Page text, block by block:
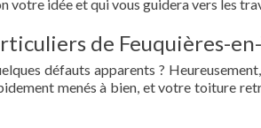
idée et qui vous guidera vers les
de Feuquières-
défauts apparents ?
menés à bien, et votre toiture